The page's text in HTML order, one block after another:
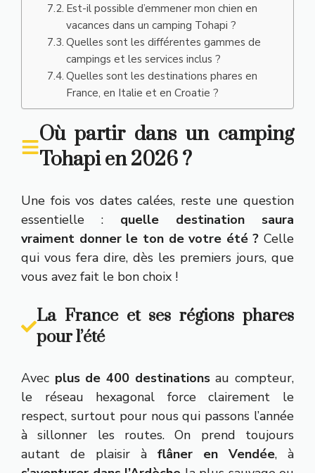
Est-il possible d’emmener mon chien en
vacances dans un camping Tohapi ?
Quelles sont les différentes gammes de
campings et les services inclus ?
Quelles sont les destinations phares en
France, en Italie et en Croatie ?
Où partir dans un camping
Tohapi en 2026 ?
Une fois vos dates calées, reste une question
essentielle : quelle destination saura
vraiment donner le ton de votre été ? Celle
qui vous fera dire, dès les premiers jours, que
vous avez fait le bon choix !
La France et ses régions phares
pour l’été
Avec plus de 400 destinationsau compteur,
le réseau hexagonal force clairement le
respect, surtout pour nous qui passons l’année
à sillonner les routes. On prend toujours
autant de plaisir à flâner en Vendée, à